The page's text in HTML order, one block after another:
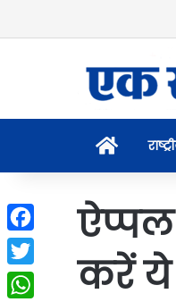
Home
करें ये
Facebook
Twitter